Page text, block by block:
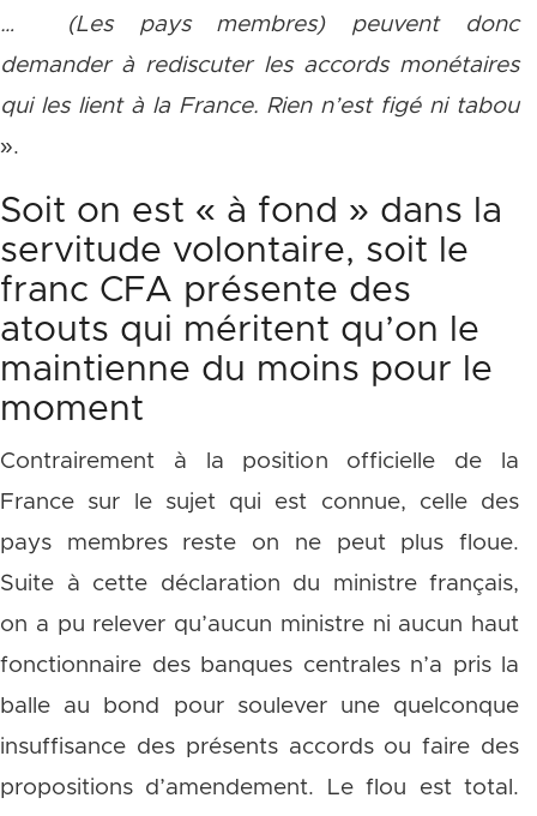
… (Les pays membres) peuvent donc
demander à rediscuter les accords monétaires
qui les lient à la France. Rien n’est figé ni tabou
».
Soit on est « à fond » dans la
servitude volontaire, soit le
franc CFA présente des
atouts qui méritent qu’on le
maintienne du moins pour le
moment
Contrairement à la position officielle de la
France sur le sujet qui est connue, celle des
pays membres reste on ne peut plus floue.
Suite à cette déclaration du ministre français,
on a pu relever qu’aucun ministre ni aucun haut
fonctionnaire des banques centrales n’a pris la
balle au bond pour soulever une quelconque
insuffisance des présents accords ou faire des
propositions d’amendement. Le flou est total.